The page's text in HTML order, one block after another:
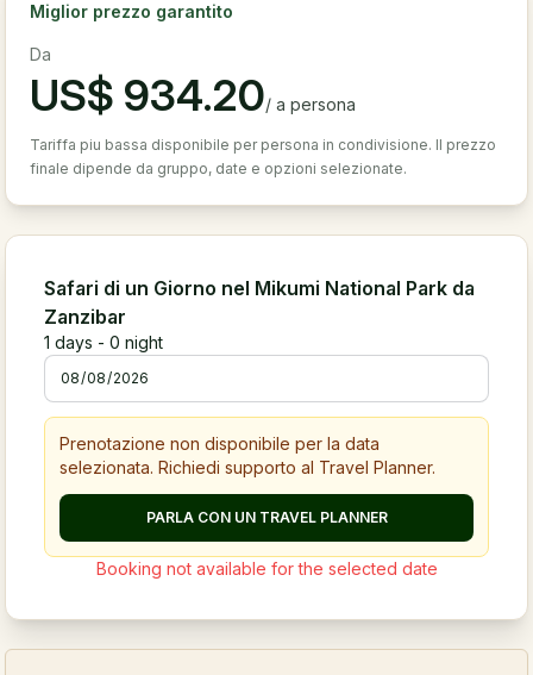
Miglior prezzo garantito
Da
US$ 934.20/a persona
Tariffa piu bassa disponibile per persona in condivisione. Il prezzo
finale dipende da gruppo, date e opzioni selezionate.
Safari di un Giorno nel Mikumi National Park da
Zanzibar
1 days -0 night
Prenotazione non disponibile per la data
selezionata. Richiedi supporto al Travel Planner.
PARLA CON UN TRAVEL PLANNER
Booking not available for the selected date